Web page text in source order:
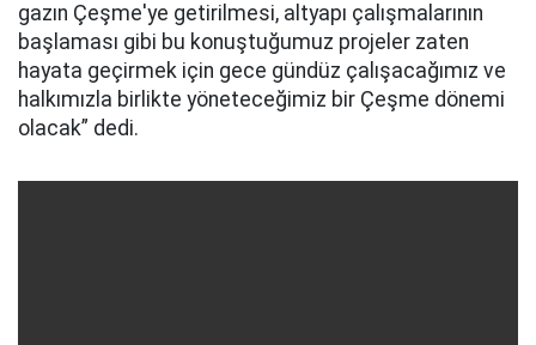
gazın Çeşme'ye getirilmesi, altyapı çalışmalarının
başlaması gibi bu konuştuğumuz projeler zaten
hayata geçirmek için gece gündüz çalışacağımız ve
halkımızla birlikte yöneteceğimiz bir Çeşme dönemi
olacak” dedi.